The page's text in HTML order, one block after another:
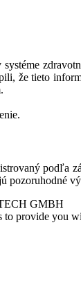
že tieto
podľa
pozoruhodné
GMBH
to provide you